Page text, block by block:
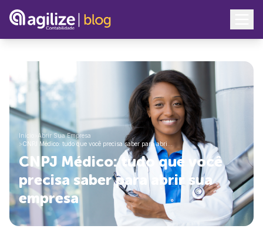
Início
Abrir Sua Empresa
>CNPJ Médico: tudo que você precisa saber para abri…
CNPJ Médico: tudo que você
precisa saber para abrir sua
empresa